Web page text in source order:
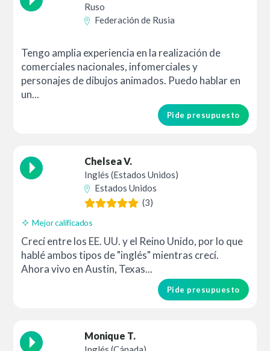
Ruso
Federación de Rusia
Tengo amplia experiencia en la realización de
comerciales nacionales, infomerciales y
personajes de dibujos animados. Puedo hablar en
un...
Pide presupuesto
Chelsea V.
Inglés (Estados Unidos)
Estados Unidos
(3)
Mejor calificados
Crecí entre los EE. UU. y el Reino Unido, por lo que
hablé ambos tipos de "inglés" mientras crecí.
Ahora vivo en Austin, Texas...
Pide presupuesto
Monique T.